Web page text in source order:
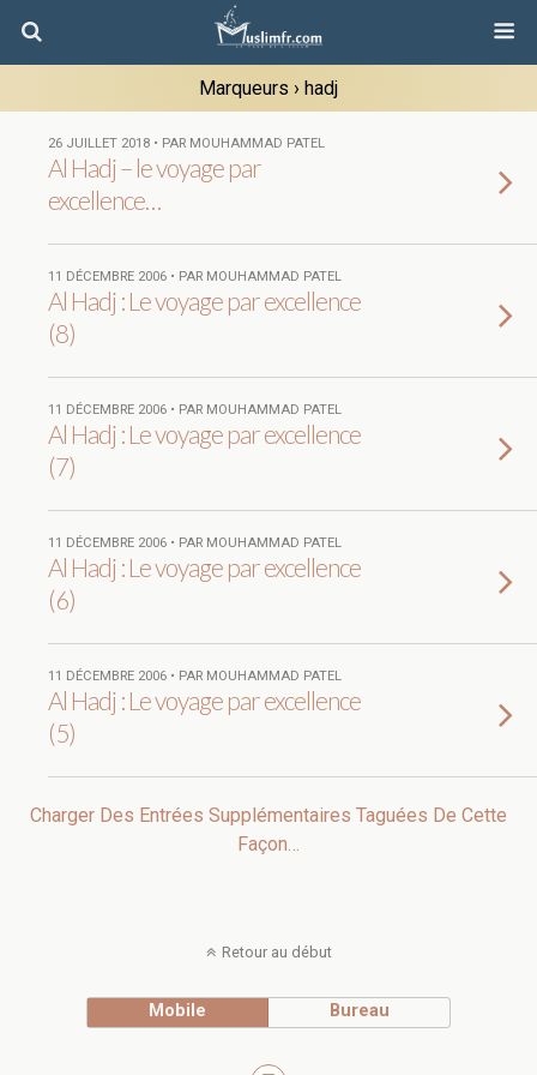
Marqueurs › hadj
26 JUILLET 2018 • PAR MOUHAMMAD PATEL
Al Hadj – le voyage par
excellence…
11 DÉCEMBRE 2006 • PAR MOUHAMMAD PATEL
Al Hadj : Le voyage par excellence
(8)
11 DÉCEMBRE 2006 • PAR MOUHAMMAD PATEL
Al Hadj : Le voyage par excellence
(7)
11 DÉCEMBRE 2006 • PAR MOUHAMMAD PATEL
Al Hadj : Le voyage par excellence
(6)
11 DÉCEMBRE 2006 • PAR MOUHAMMAD PATEL
Al Hadj : Le voyage par excellence
(5)
Charger Des Entrées Supplémentaires Taguées De Cette
Façon…
Retour au début
Mobile Bureau